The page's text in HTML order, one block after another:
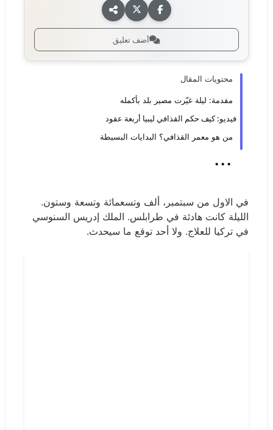
أضف تعليق
محتويات المقال
مقدمة: ليلة غيّرت مصير بلد بأكمله
فيديو: كيف حكم القذافي ليبيا أربعة عقود
من هو معمر القذافي؟ البدايات البسيطة
...
في الاول من سبتمبر، ألف وتسعمائة وتسعة وستون.
الليلة كانت هادئة في طرابلس. الملك إدريس السنوسي
في تركيا للعلاج. ولا أحد توقع ما سيحدث.